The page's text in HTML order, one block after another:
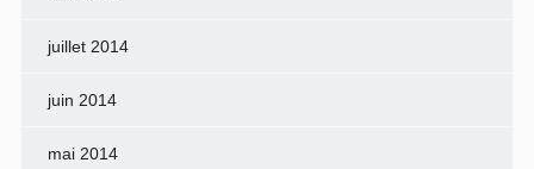
juillet 2014
juin 2014
mai 2014